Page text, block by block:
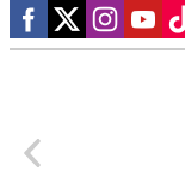
Social media